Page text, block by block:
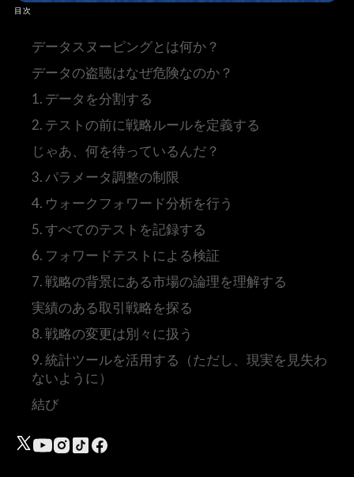
目次
データスヌーピングとは何か？
データの盗聴はなぜ危険なのか？
1. データを分割する
2. テストの前に戦略ルールを定義する
じゃあ、何を待っているんだ？
3. パラメータ調整の制限
4. ウォークフォワード分析を行う
5. すべてのテストを記録する
6. フォワードテストによる検証
7. 戦略の背景にある市場の論理を理解する
実績のある取引戦略を探る
8. 戦略の変更は別々に扱う
9. 統計ツールを活用する（ただし、現実を見失わ
ないように）
結び